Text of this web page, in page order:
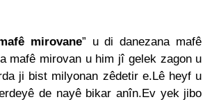
HALKI HAK VE ÖZGÜRLÜK
geçse de; Kürt milleti özgürlükten asla
heyî têkçûna rê û polîtîkayên xelet
mirovane” u di danezana mafê
mafê mirovan u him jî gelek zagon u
ji bist milyonan zêdetir e.Lê heyf u
de nayê bikar anîn.Ev yek jibo